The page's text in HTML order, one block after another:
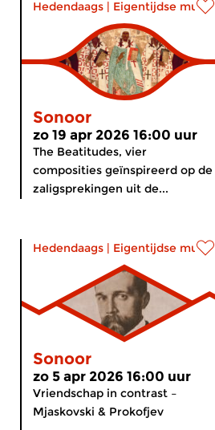
Hedendaags | Eigentijdse muziek
Sonoor
zo 19 apr 2026 16:00 uur
The Beatitudes, vier
composities geïnspireerd op de
zaligsprekingen uit de...
Hedendaags | Eigentijdse muziek
Sonoor
zo 5 apr 2026 16:00 uur
Vriendschap in contrast –
Mjaskovski & Prokofjev